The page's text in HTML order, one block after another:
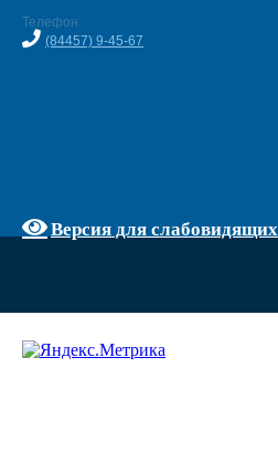
Телефон:
(84457) 9-45-67
Версия для слабовидящих